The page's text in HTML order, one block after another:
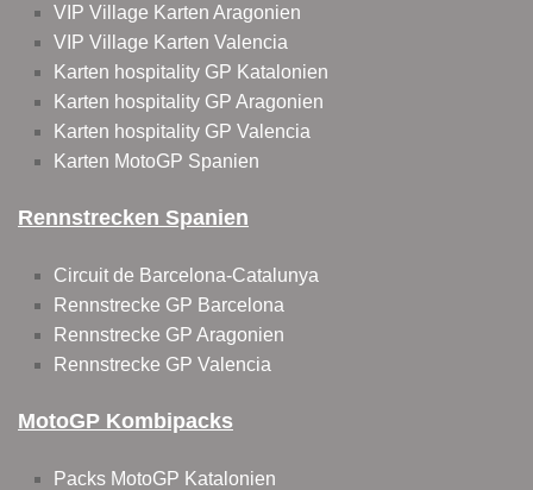
VIP Village Karten Aragonien
VIP Village Karten Valencia
Karten hospitality GP Katalonien
Karten hospitality GP Aragonien
Karten hospitality GP Valencia
Karten MotoGP Spanien
Rennstrecken Spanien
Circuit de Barcelona-Catalunya
Rennstrecke GP Barcelona
Rennstrecke GP Aragonien
Rennstrecke GP Valencia
MotoGP Kombipacks
Packs MotoGP Katalonien